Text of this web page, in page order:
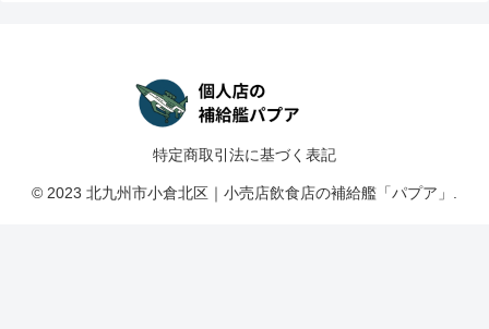
特定商取引法に基づく表記
© 2023 北九州市小倉北区｜小売店飲食店の補給艦「パプア」.